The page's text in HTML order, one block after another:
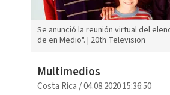
Se anunció la reunión virtual del
de en Medio". | 20th Television
Multimedios
Costa Rica /04.08.2020 15:36:50